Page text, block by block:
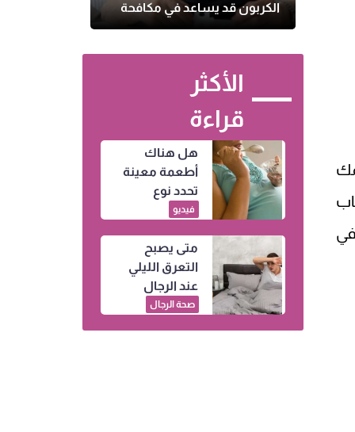
الكربون قد يساعد في مكافحة
الزهايمر
الأكثر
قراءة
هل هناك
أطعمة معينة
تحدد نوع
الجنين.. إليكِ
فيديو
متى يصبح
التعرق الليلي
عند الرجال
علامة خطيرة؟
صحة الرجال